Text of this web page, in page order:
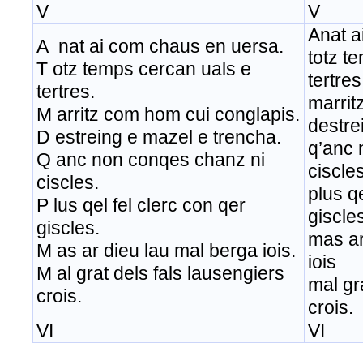
V
V
A nat ai com chaus en uersa.
T otz temps cercan uals e
tertres.
M arritz com hom cui conglapis.
D estreing e mazel e trencha.
Q anc non conqes chanz ni
ciscles.
P lus qel fel clerc con qer
giscles.
M as ar dieu lau mal berga iois.
M al grat dels fals lausengiers
crois.
Anat
totz
plus
mas
iois
mal
crois.
VI
VI